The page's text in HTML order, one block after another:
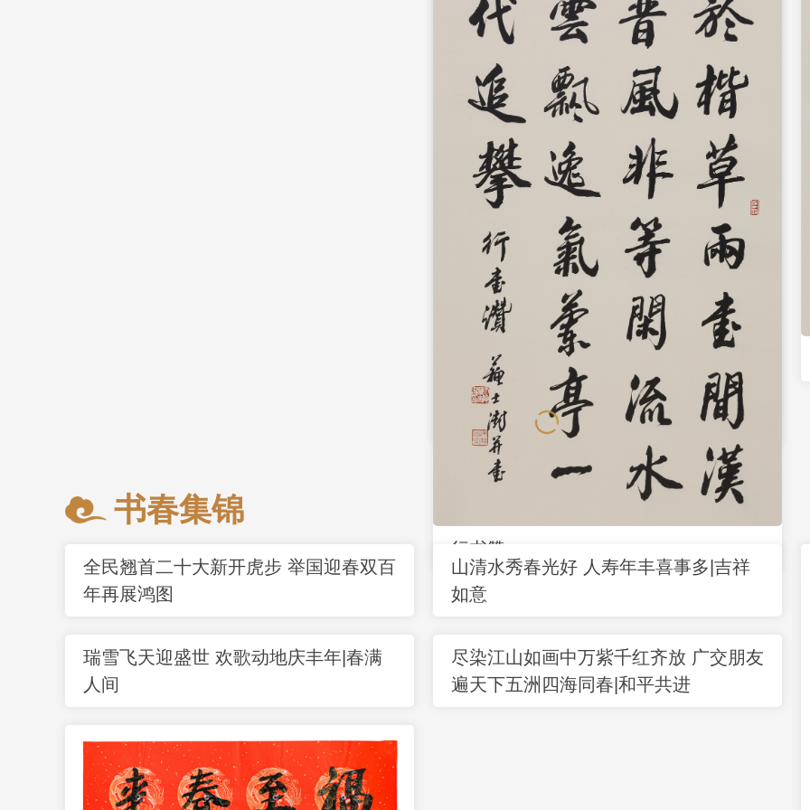
汉隶赞
行书赞
正在加载...
书春集锦
全民翘首二十大新开虎步 举国迎春双百
年再展鸿图
山清水秀春光好 人寿年丰喜事多|吉祥
如意
瑞雪飞天迎盛世 欢歌动地庆丰年|春满
人间
尽染江山如画中万紫千红齐放 广交朋友
遍天下五洲四海同春|和平共进